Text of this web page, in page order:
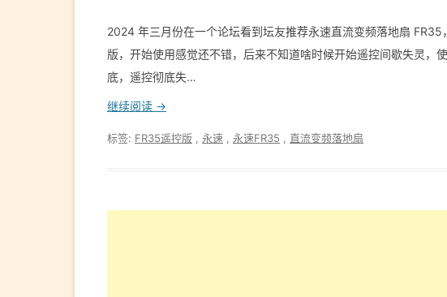
2024 年三月份在一个论坛看到坛友推荐永速直流变频落地扇
版，开始使用感觉还不错，后来不知道啥时候开始遥控间歇失灵，
底，遥控彻底失…
继续阅读 →
标签: FR35遥控版 永速 永速FR35 直流变频落地扇